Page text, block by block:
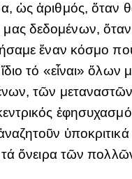
ὡς ἀριθμός, ὅταν
δεδομένων, ὅταν
ἕναν κόσμο
τό «εἶναι»
τῶν
ὄνειρα τῶν